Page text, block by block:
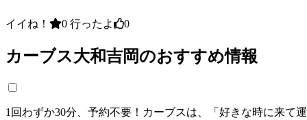
イイね！ 0 行ったよ 0
カーブス大和吉岡のおすすめ情報
1回わずか30分、予約不要！カーブスは、「好きな時に来て